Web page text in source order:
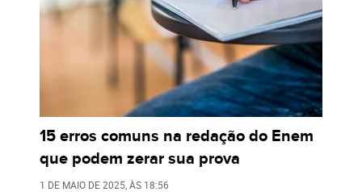
15 erros comuns na redação do Enem
que podem zerar sua prova
1 DE MAIO DE 2025 , ÀS 18:56